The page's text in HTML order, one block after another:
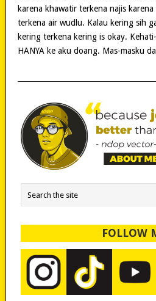
karena khawatir terkena najis
terkena air wudlu. Kalau kering sih
kering terkena kering is okay.
HANYA ke aku doang. Mas-masku
FOLLOW